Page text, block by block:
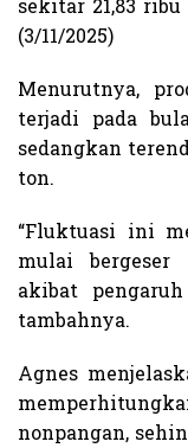
sekitar 21,83
(3/11/2025)
Menurutnya,
terjadi pada
sedangkan
ton.
“Fluktuasi ini
mulai bergeser
akibat
tambahnya.
Agnes
nonpangan,